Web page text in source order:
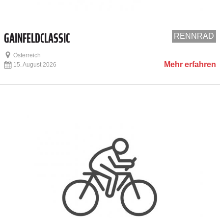
RENNRAD
GAINFELDCLASSIC
Österreich
Mehr erfahren
15. August 2026